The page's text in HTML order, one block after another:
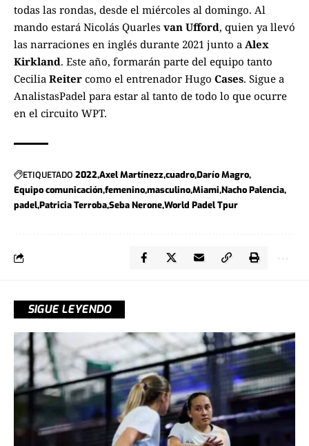
todas las rondas, desde el miércoles al domingo. Al
mando estará Nicolás Quarles van Ufford, quien ya llevó
las narraciones en inglés durante 2021 junto a Alex
Kirkland. Este año, formarán parte del equipo tanto
Cecilia Reiter como el entrenador Hugo Cases. Sigue a
AnalistasPadel para estar al tanto de todo lo que ocurre
en el circuito WPT.
ETIQUETADO 2022Axel MartínezzcuadroDarío Magro
Equipo comunicaciónfemeninomasculinoMiami Nacho Palencia
padelPatricia TerrobaSeba NeroneWorld Padel Tpur
SIGUE LEYENDO